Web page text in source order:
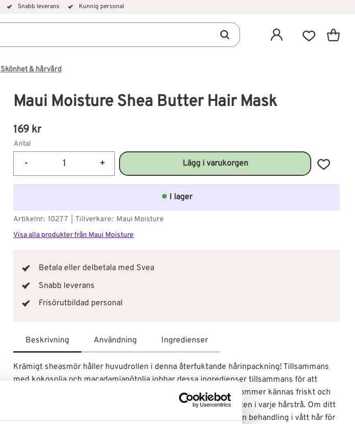
Snabb leverans Kunnig personal
Skönhet & hårvård
Maui Moisture Shea Butter Hair Mask
169 kr
Antal
+
-
Lägg till
I lager
Artikelnr 10277 Tillverkare Maui Moisture
Visa alla produkter från Maui Moisture
Beskrivning Användning Ingredienser
Krämigt sheasmör håller huvudrollen i denna återfuktande hårinpackning! Tillsammans
med kokosolja och macadamianötolja jobbar dessa ingredienser tillsammans för att
vårda, återfukta och mjuka upp dina lockar effektivt. Ditt hår kommer kännas friskt och
livfullt med hjälp av denna inpackning som ser till att fånga fukten i varje hårstrå. Om ditt
hår känns extra torrt kan du använda produkten som en leave-in behandling i vått hår för
Betala eller delbetala med Svea
Snabb leverans
Frisörutbildad personal